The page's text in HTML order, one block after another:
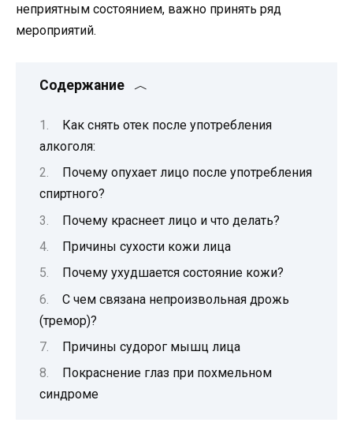
неприятным состоянием, важно принять ряд
мероприятий.
Содержание
Как снять отек после употребления
алкоголя:
Почему опухает лицо после употребления
спиртного?
Почему краснеет лицо и что делать?
Причины сухости кожи лица
Почему ухудшается состояние кожи?
С чем связана непроизвольная дрожь
(тремор)?
Причины судорог мышц лица
Покраснение глаз при похмельном
синдроме